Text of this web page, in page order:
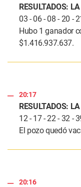
RESULTADOS:
03 - 06 - 08 - 20 -
Hubo 1 ganador
$1.416.937.637.
20:17
RESULTADOS:
12 - 17 - 22 - 32 -
El pozo quedó
20:16